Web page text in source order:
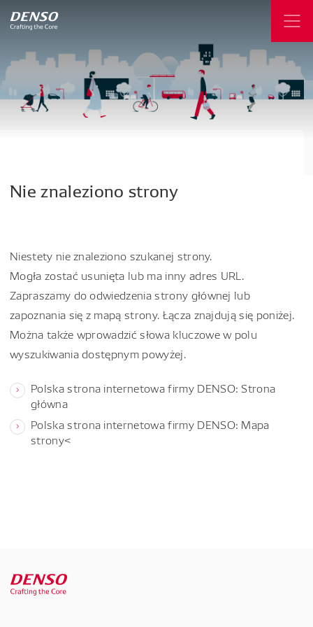
Nie znaleziono strony
Niestety nie znaleziono szukanej strony.
Mogła zostać usunięta lub ma inny adres URL.
Zapraszamy do odwiedzenia strony głównej lub
zapoznania się z mapą strony. Łącza znajdują się poniżej.
Można także wprowadzić słowa kluczowe w polu
wyszukiwania dostępnym powyżej.
Polska strona internetowa firmy DENSO: Strona
główna
Polska strona internetowa firmy DENSO: Mapa
strony<